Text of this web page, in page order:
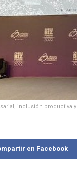
inclusión productiva
en Facebook